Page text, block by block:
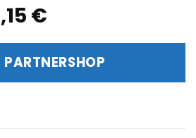
€
€Aktueller
ist:
73,15 €.
PARTNERSHOP